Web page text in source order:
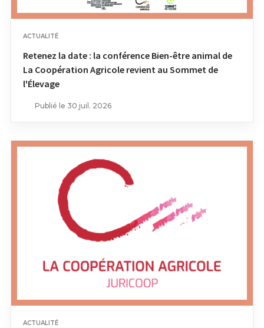
ACTUALITÉ
Retenez la date : la conférence Bien-être animal de
La Coopération Agricole revient au Sommet de
l'Élevage
Publié le 30 juil. 2026
ACTUALITÉ